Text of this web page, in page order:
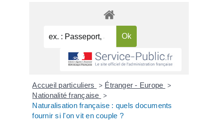
Accueil particuliers > Étranger - Europe >
Nationalité française >
Naturalisation française : quels documents
fournir si l'on vit en couple ?